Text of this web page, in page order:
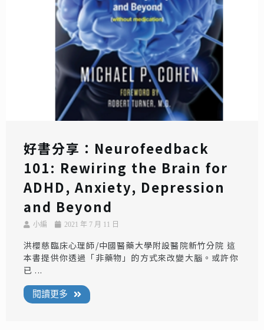
好書分享：Neurofeedback
101: Rewiring the Brain for
ADHD, Anxiety, Depression
and Beyond
小編 2021 年 7 月 11 日
洪櫻慈臨床心理師/中國醫藥大學附設醫院新竹分院 這
本書提供你透過「非藥物」的方式來改變大腦。或許你
已 ...
閱讀更多